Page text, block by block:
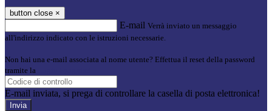
button close ×
E-mail Verrà inviato un messaggio
all'indirizzo indicato con le istruzioni necessarie.
Non hai una e-mail associata al nome utente? Effettua il reset della password
tramite la
E-mail inviata, si prega di controllare la casella di posta elettronica!